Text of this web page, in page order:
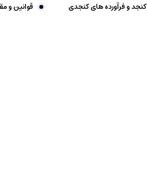
کنجد و فرآورده های کنجدی قوانین و